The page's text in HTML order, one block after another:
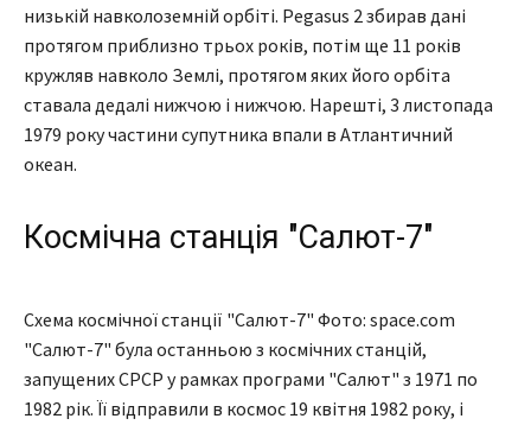
низькій навколоземній орбіті. Pegasus 2 збирав дані
протягом приблизно трьох років, потім ще 11 років
кружляв навколо Землі, протягом яких його орбіта
ставала дедалі нижчою і нижчою. Нарешті, 3 листопада
1979 року частини супутника впали в Атлантичний
океан.
Космічна станція "Салют-7"
Схема космічної станції "Салют-7" Фото: space.com
"Салют-7" була останньою з космічних станцій,
запущених СРСР у рамках програми "Салют" з 1971 по
1982 рік. Її відправили в космос 19 квітня 1982 року, і